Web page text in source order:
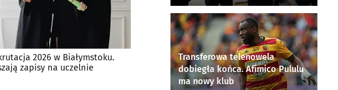
2026 w Białymstoku.
zapisy na uczelnie
Transferowa telenowela
dobiegła końca. Afimico Pululu
ma nowy klub